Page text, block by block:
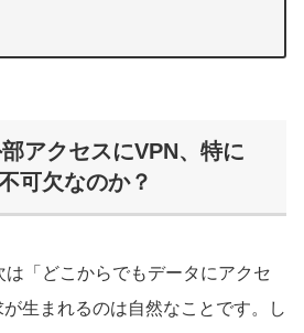
アクセスにVPN、特に
可欠なのか？
「どこからでもデータにアクセ
生まれるのは自然なことです。し